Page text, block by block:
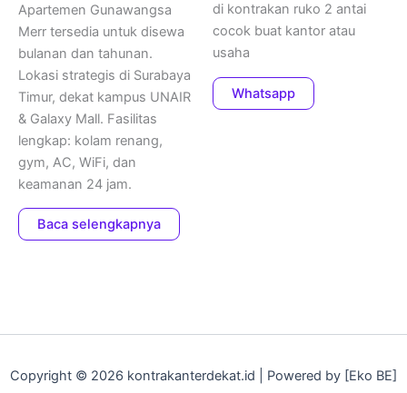
Apartemen Gunawangsa
Merr tersedia untuk disewa
bulanan dan tahunan.
Lokasi strategis di Surabaya
Timur, dekat kampus UNAIR
& Galaxy Mall. Fasilitas
lengkap: kolam renang,
gym, AC, WiFi, dan
keamanan 24 jam.
Baca selengkapnya
di kontrakan ruko 2 antai
cocok buat kantor atau
usaha
Whatsapp
Copyright © 2026 kontrakanterdekat.id | Powered by [Eko BE]